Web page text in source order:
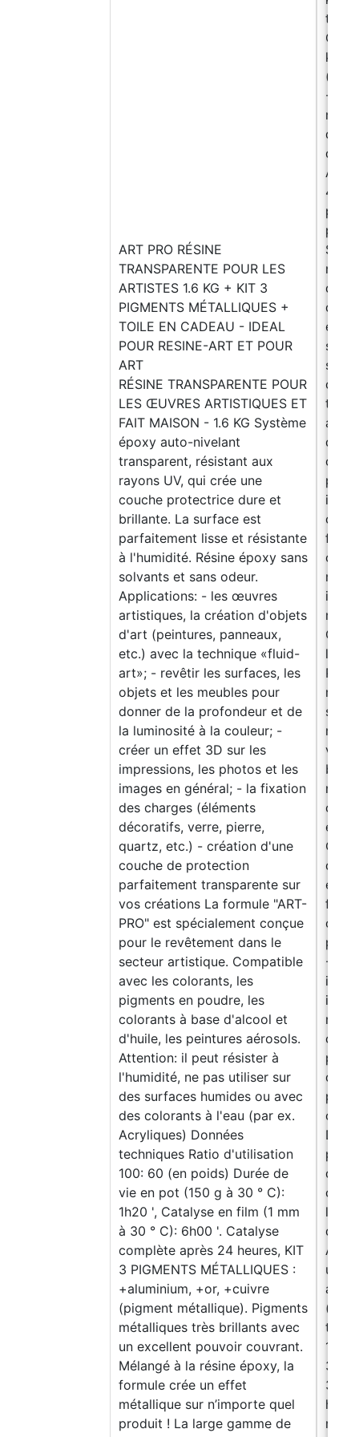
ART PRO RÉSINE
TRANSPARENTE POUR LES
ARTISTES 1.6 KG + KIT 3
PIGMENTS MÉTALLIQUES +
TOILE EN CADEAU - IDEAL
POUR RESINE-ART ET POUR
ART
RÉSINE TRANSPARENTE POUR
LES ŒUVRES ARTISTIQUES ET
FAIT MAISON - 1.6 KG Système
époxy auto-nivelant
transparent, résistant aux
rayons UV, qui crée une
couche protectrice dure et
brillante. La surface est
parfaitement lisse et résistante
à l'humidité. Résine époxy sans
solvants et sans odeur.
Applications: - les œuvres
artistiques, la création d'objets
d'art (peintures, panneaux,
etc.) avec la technique «fluid-
art»; - revêtir les surfaces, les
objets et les meubles pour
donner de la profondeur et de
la luminosité à la couleur; -
créer un effet 3D sur les
impressions, les photos et les
images en général; - la fixation
des charges (éléments
décoratifs, verre, pierre,
quartz, etc.) - création d'une
couche de protection
parfaitement transparente sur
vos créations La formule "ART-
PRO" est spécialement conçue
pour le revêtement dans le
secteur artistique. Compatible
avec les colorants, les
pigments en poudre, les
colorants à base d'alcool et
d'huile, les peintures aérosols.
Attention: il peut résister à
l'humidité, ne pas utiliser sur
des surfaces humides ou avec
des colorants à l'eau (par ex.
Acryliques) Données
techniques Ratio d'utilisation
100: 60 (en poids) Durée de
vie en pot (150 g à 30 ° C):
1h20 ', Catalyse en film (1 mm
à 30 ° C): 6h00 '. Catalyse
complète après 24 heures, KIT
3 PIGMENTS MÉTALLIQUES :
+aluminium, +or, +cuivre
(pigment métallique). Pigments
métalliques très brillants avec
un excellent pouvoir couvrant.
Mélangé à la résine époxy, la
formule crée un effet
métallique sur n’importe quel
produit ! La large gamme de
kg
-
des
des
40
qui
dure
sa
créer
art. Il
de
coins
lisse
Pro
mm
notre
et
etc.)
-
murs
pour
de
les
avec
(ex.
100:
30 °
3:00